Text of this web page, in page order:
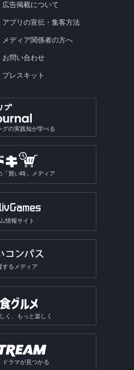
広告掲載について
アプリの宣伝・集客方法
メディア関係者の方へ
お問い合わせ
プレスキット
グの実践知が学べる
「買い時」メディア
情報サイト
するメディア
く、もっと楽しく
ドラマが見つかる